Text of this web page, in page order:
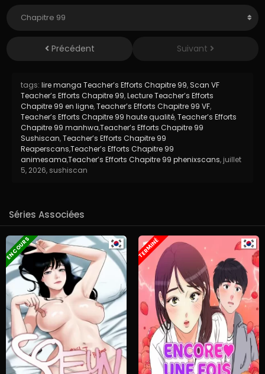
Précédent Suivant
tags: lire manga Teacher’s Efforts Chapitre 99, Scan VF
Teacher’s Efforts Chapitre 99,Lecture Teacher’s Efforts
Chapitre 99 en ligne,Teacher’s Efforts Chapitre 99 VF,
Teacher’s Efforts Chapitre 99 haute qualité,Teacher’s Efforts
Chapitre 99 manhwa,Teacher’s Efforts Chapitre 99
Sushiscan,Teacher’s Efforts Chapitre 99
Reaperscans,Teacher’s Efforts Chapitre 99
animesama,Teacher’s Efforts Chapitre 99 phenixscans, juillet
5, 2026, sushiscan
Séries Associées
EN COURS TERMINÉ